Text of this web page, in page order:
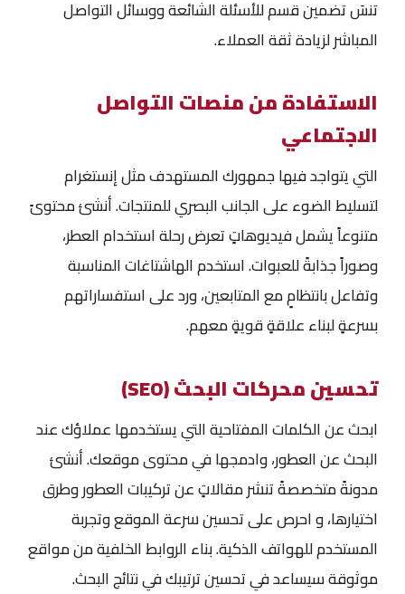
تنسَ تضمين قسم للأسئلة الشائعة ووسائل التواصل
المباشر لزيادة ثقة العملاء.
الاستفادة من منصات التواصل
الاجتماعي
التي يتواجد فيها جمهورك المستهدف مثل إنستغرام
لتسليط الضوء على الجانب البصري للمنتجات. أنشئ محتوىً
متنوعاً يشمل فيديوهاتٍ تعرض رحلة استخدام العطر،
وصوراً جذابةً للعبوات. استخدم الهاشتاغات المناسبة
وتفاعل بانتظامٍ مع المتابعين، ورد على استفساراتهم
بسرعةٍ لبناء علاقةٍ قويةٍ معهم.
تحسين محركات البحث (SEO)
ابحث عن الكلمات المفتاحية التي يستخدمها عملاؤك عند
البحث عن العطور، وادمجها في محتوى موقعك. أنشئ
مدونةً متخصصةً تنشر مقالاتٍ عن تركيبات العطور وطرق
اختيارها، و احرص على تحسين سرعة الموقع وتجربة
المستخدم للهواتف الذكية. بناء الروابط الخلفية من مواقع
موثوقة سيساعد في تحسين ترتيبك في نتائج البحث.